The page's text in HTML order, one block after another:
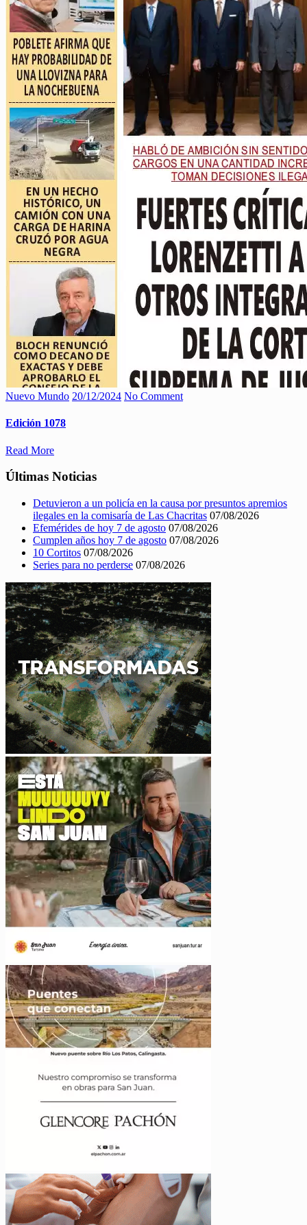
Nuevo Mundo 20/12/2024 No Comment
Edición 1078
Read More
Últimas Noticias
Detuvieron a un policía en la causa por presuntos apremios
ilegales en la comisaría de Las Chacritas 07/08/2026
Efemérides de hoy 7 de agosto 07/08/2026
Cumplen años hoy 7 de agosto 07/08/2026
10 Cortitos 07/08/2026
Series para no perderse 07/08/2026